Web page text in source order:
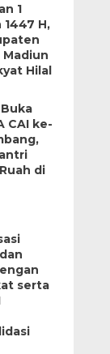
1
1447 H,
Hilal
CAI ke-
di
serta